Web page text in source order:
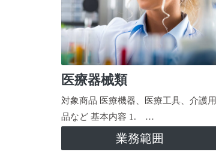
医療器械類
対象商品 医療機器、医療工具、介護用
品など 基本内容 1. …
業務範囲